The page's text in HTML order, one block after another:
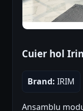
Cuier hol
Brand: IRIM
Ansamblu